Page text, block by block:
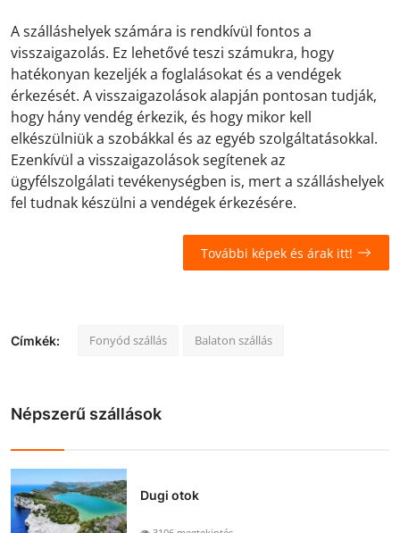
A szálláshelyek számára is rendkívül fontos a
visszaigazolás. Ez lehetővé teszi számukra, hogy
hatékonyan kezeljék a foglalásokat és a vendégek
érkezését. A visszaigazolások alapján pontosan tudják,
hogy hány vendég érkezik, és hogy mikor kell
elkészülniük a szobákkal és az egyéb szolgáltatásokkal.
Ezenkívül a visszaigazolások segítenek az
ügyfélszolgálati tevékenységben is, mert a szálláshelyek
fel tudnak készülni a vendégek érkezésére.
További képek és árak itt!
Címkék: Fonyód szállás Balaton szállás
Népszerű szállások
Dugi otok